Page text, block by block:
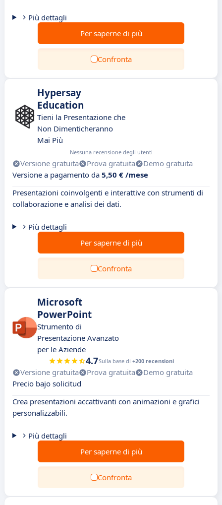
Più dettagli
Per saperne di più
Confronta
Hypersay
Education
Tieni la Presentazione che
Non Dimenticheranno
Mai Più
Nessuna recensione degli utenti
Versione gratuita Prova gratuita
Demo gratuita
Versione a pagamento da 5,50 € /mese
Presentazioni coinvolgenti e interattive con strumenti di
collaborazione e analisi dei dati.
Più dettagli
Per saperne di più
Confronta
Microsoft
PowerPoint
Strumento di
Presentazione Avanzato
per le Aziende
4.7Sulla base di +200 recensioni
Versione gratuita Prova gratuita
Demo gratuita
Precio bajo solicitud
Crea presentazioni accattivanti con animazioni e grafici
personalizzabili.
Più dettagli
Per saperne di più
Confronta